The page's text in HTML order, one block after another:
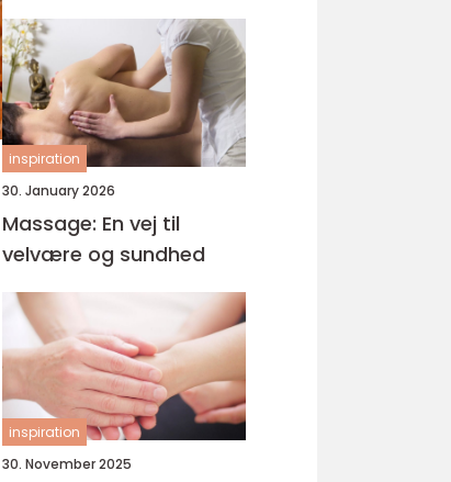
inspiration
30. January 2026
Massage: En vej til
velvære og sundhed
inspiration
30. November 2025